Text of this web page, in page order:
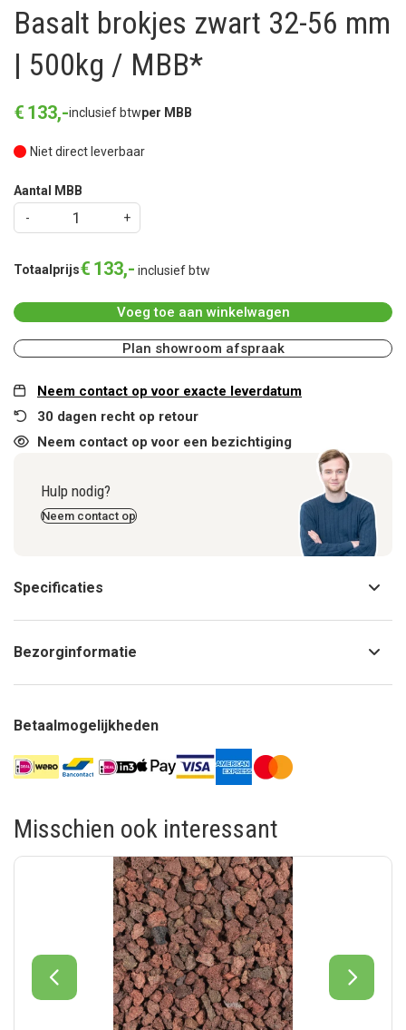
Basalt brokjes zwart 32-56 mm
| 500kg / MBB*
€ 133,-inclusief btwper MBB
Niet direct leverbaar
Aantal MBB
Totaalprijs€ 133,- inclusief btw
Voeg toe aan winkelwagen
Plan showroom afspraak
Neem contact op voor exacte leverdatum
30 dagen recht op retour
Neem contact op voor een bezichtiging
Hulp nodig?
Neem contact op
Specificaties
Bezorginformatie
Betaalmogelijkheden
Misschien ook interessant